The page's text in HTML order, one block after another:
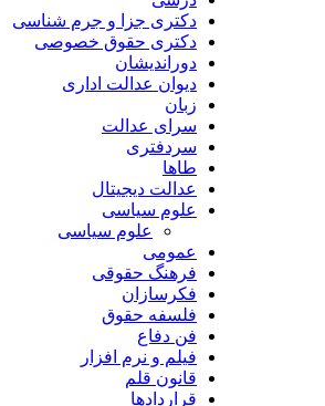
دکتری جزا و جرم شناسی
دکتری حقوق خصوصی
دوراندیشان
دیوان عدالت اداری
زبان
سرای عدالت
سردفتری
طاها
عدالت دیجیتال
علوم سیاسی
علوم سیاسی
عمومی
فرهنگ حقوقی
فکرسازان
فلسفه حقوق
فن دفاع
فیلم و نرم افزار
قانون قلم
قراردادها